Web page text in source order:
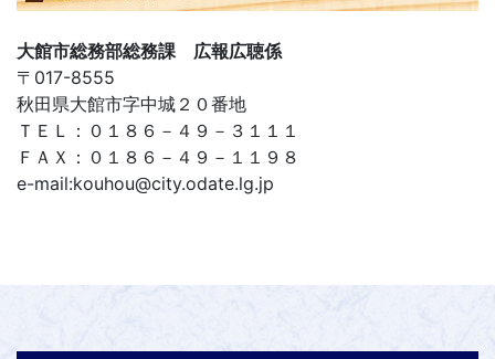
大館市総務部総務課 広報広聴係
〒017-8555
秋田県大館市字中城２０番地
ＴＥＬ：０１８６－４９－３１１１
ＦＡＸ：０１８６－４９－１１９８
e-mail:kouhou@city.odate.lg.jp